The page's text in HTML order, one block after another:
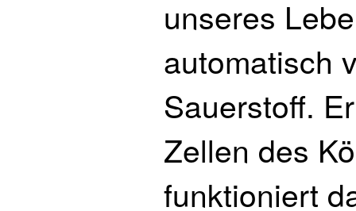
unseres
automatisch
Sauerstoff.
Zellen des
funktioniert